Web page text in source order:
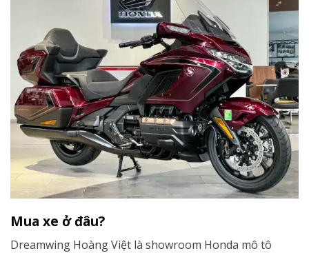
Mua xe ở đâu?
Dreamwing Hoàng Việt là showroom Honda mô tô